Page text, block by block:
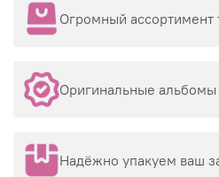
Огромный ассортимент
Оригинальные альбомы
Надёжно упакуем ваш